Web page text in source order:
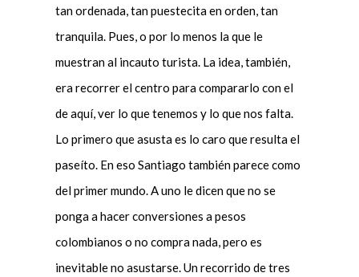
tan ordenada, tan puestecita en orden, tan
tranquila. Pues, o por lo menos la que le
muestran al incauto turista. La idea, también,
era recorrer el centro para compararlo con el
de aquí, ver lo que tenemos y lo que nos falta.
Lo primero que asusta es lo caro que resulta el
paseíto. En eso Santiago también parece como
del primer mundo. A uno le dicen que no se
ponga a hacer conversiones a pesos
colombianos o no compra nada, pero es
inevitable no asustarse. Un recorrido de tres